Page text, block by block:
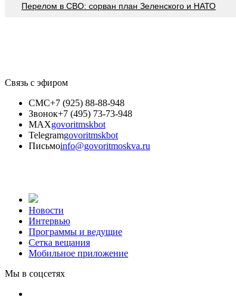
Перелом в СВО: сорван план Зеленского и НАТО
Связь с эфиром
СМС+7 (925) 88-88-948
Звонок+7 (495) 73-73-948
MAXgovoritmskbot
Telegramgovoritmskbot
Письмоinfo@govoritmoskva.ru
Новости
Интервью
Программы и ведущие
Сетка вещания
Мобильное приложение
Мы в соцсетях